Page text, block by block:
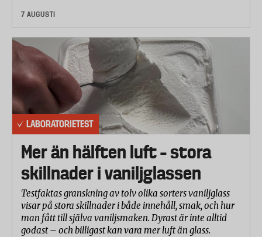
Bröstkorg : 55 g vid frontalkollision (R129)
Mage: 1 bar (TRL)
Stolar med mätvärden som ligger mer än 10 procent
över ovanstående gränsvärden har fått poängavdrag
på denna del. Som mest har man fått 3 minuspoäng
(mer än 30 procent över gränsvärdet).
Vid viktningen av olika delbetyg har hänsyn tagits
till befintlig krock- och olycksstatik samt den
senaste forskningen på området. De olika delarna
har viktats enligt följande.
Frontalkollision: huvud 32 %, nacke 30 %, bäcken 14
%, bröstkorg 14 %, mage 10 %.
7 AUGUSTI
LABORATORIETEST
Mer än hälften luft – stora
skillnader i vaniljglassen
Testfaktas granskning av tolv olika sorters vaniljglass
visar på stora skillnader i både innehåll, smak, och hur
man fått till själva vaniljsmaken. Dyrast är inte alltid
godast – och billigast kan vara mer luft än glass.